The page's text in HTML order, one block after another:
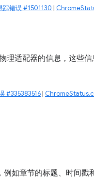
踪错误 #1501130 |
理适配器的信息，这些
#335383516|
，例如章节的标题、时间